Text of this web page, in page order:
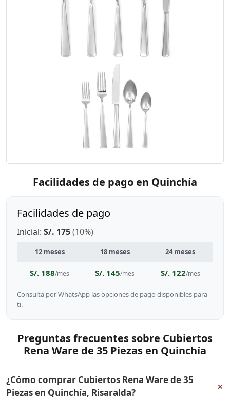
Facilidades de pago en Quinchía
Facilidades de pago
Inicial: S/. 175(10%)
12 meses 18 meses 24 meses
S/. 188/mes S/. 145/mes S/. 122/mes
Consulta por WhatsApp las opciones de pago disponibles para
ti.
Preguntas frecuentes sobre Cubiertos
Rena Ware de 35 Piezas en Quinchía
¿Cómo comprar Cubiertos Rena Ware de 35
Piezas en Quinchía, Risaralda?
+